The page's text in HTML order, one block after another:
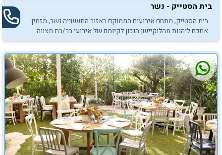
בית הסטייק - נשר
בית הסטייק, מתחם אירועים הממוקם באזור התעשייה נשר, מזמין
אתכם ליהנות מהלוקיישן הנכון לקיומם של אירועי בר/בת מצווה
אינטימיים באווירה משפחתית ומיוחדת.